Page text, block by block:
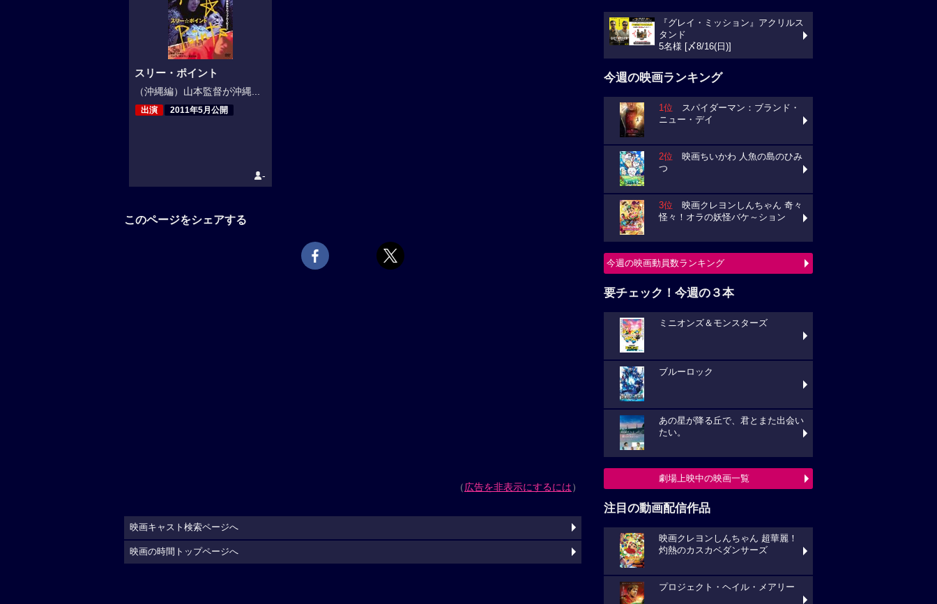
スリー・ポイント
（沖縄編）山本監督が沖縄...
出演 2011年5月公開
-
このページをシェアする
（広告を非表示にするには）
『グレイ・ミッション』アクリルス
タンド
5名様 [〆8/16(日)]
今週の映画ランキング
1位 スパイダーマン：ブランド・
ニュー・デイ
2位 映画ちいかわ 人魚の島のひみ
つ
3位 映画クレヨンしんちゃん 奇々
怪々！オラの妖怪バケ～ション
今週の映画動員数ランキング
要チェック！今週の３本
ミニオンズ＆モンスターズ
ブルーロック
あの星が降る丘で、君とまた出会い
たい。
劇場上映中の映画一覧
注目の動画配信作品
映画クレヨンしんちゃん 超華麗！
灼熱のカスカベダンサーズ
プロジェクト・ヘイル・メアリー
映画キャスト検索ページへ
映画の時間トップページへ